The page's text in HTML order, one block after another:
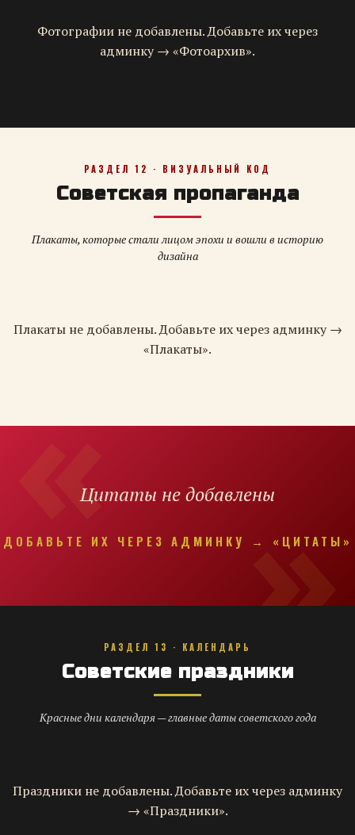
Фотографии не добавлены. Добавьте их через
админку → «Фотоархив».
РАЗДЕЛ 12 · ВИЗУАЛЬНЫЙ КОД
Советская пропаганда
Плакаты, которые стали лицом эпохи и вошли в историю
дизайна
Плакаты не добавлены. Добавьте их через админку →
«Плакаты».
Цитаты не добавлены
ДОБАВЬТЕ ИХ ЧЕРЕЗ АДМИНКУ → «ЦИТАТЫ»
РАЗДЕЛ 13 · КАЛЕНДАРЬ
Советские праздники
Красные дни календаря — главные даты советского года
Праздники не добавлены. Добавьте их через админку
→ «Праздники».